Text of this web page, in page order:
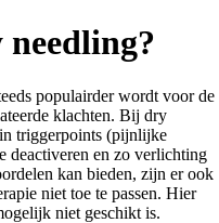
needling?
populairder wordt voor de
klachten. Bij dry
triggerpoints (pijnlijke
deactiveren en zo verlichting
kan bieden, zijn er ook
niet toe te passen. Hier
niet geschikt is.